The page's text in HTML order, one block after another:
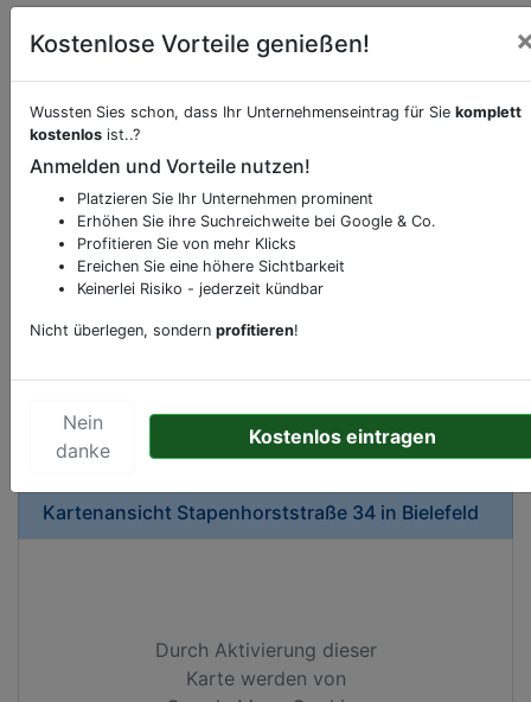
Beschreibung & Services von
Sie möchten eine Beschreibung, Dienstleistung
oder andere relevante Informationen hinzufügen?
Klicken Sie bitte hierum uns zu kontaktieren.
Sonderangebote odere besondere Services, die
Kartenansicht Stapenhorststraße 34 in Bielefeld
Durch Aktivierung dieser
Karte werden von
Kostenlose Vorteile genießen!
Wussten Sies schon, dass Ihr Unternehmenseintrag für Sie komplett
kostenlos ist..?
Anmelden und Vorteile nutzen!
Platzieren Sie Ihr Unternehmen prominent
Erhöhen Sie ihre Suchreichweite bei Google & Co.
Profitieren Sie von mehr Klicks
Ereichen Sie eine höhere Sichtbarkeit
Keinerlei Risiko - jederzeit kündbar
Nicht überlegen, sondern profitieren!
Nein
danke
Kostenlos eintragen